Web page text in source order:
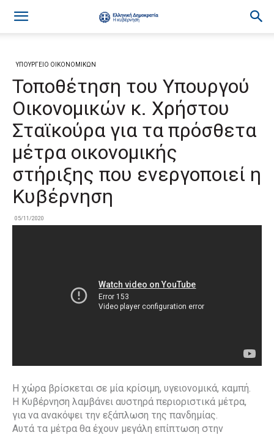
ΥΠΟΥΡΓΕΙΟ ΟΙΚΟΝΟΜΙΚΩΝ
Τοποθέτηση του Υπουργού
Οικονομικών κ. Χρήστου
Σταϊκούρα για τα πρόσθετα
μέτρα οικονομικής
στήριξης που ενεργοποιεί η
Κυβέρνηση
05/11/2020
Η χώρα βρίσκεται σε μία κρίσιμη, υγειονομικά, καμπή.
Η Κυβέρνηση λαμβάνει αυστηρά περιοριστικά μέτρα,
για να ανακόψει την εξάπλωση της πανδημίας.
Αυτά τα μέτρα θα έχουν μεγάλη επίπτωση στην